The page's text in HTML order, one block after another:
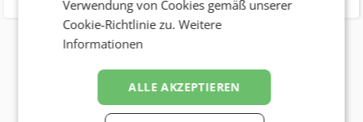
Verwendung von Cookies gemäß unserer
Cookie-Richtlinie zu.Weitere
Informationen
ALLE AKZEPTIEREN